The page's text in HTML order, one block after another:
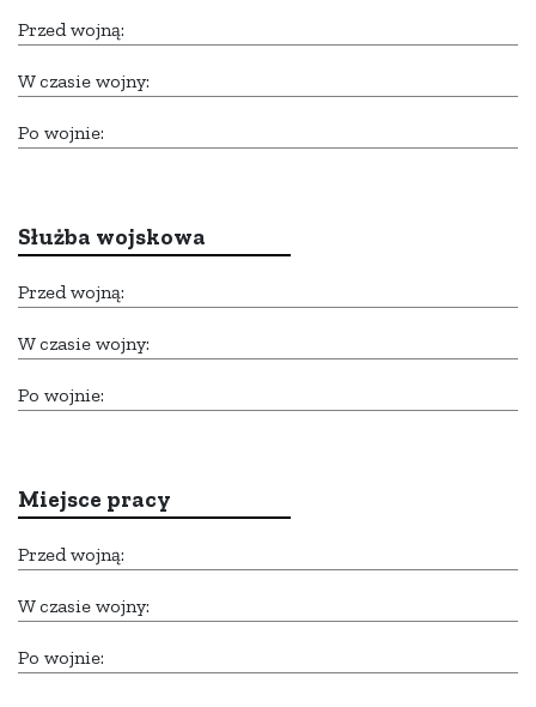
Przed wojną:
W czasie wojny:
Po wojnie:
Służba wojskowa
Przed wojną:
W czasie wojny:
Po wojnie:
Miejsce pracy
Przed wojną:
W czasie wojny:
Po wojnie: